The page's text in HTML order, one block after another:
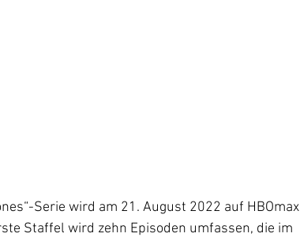
Serie wird am 21. August 2022 auf HBOmax
Staffel wird zehn Episoden umfassen, die im